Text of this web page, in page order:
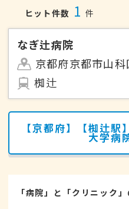
ヒット件数 1 件
なぎ辻病院
京都府京都市山
椥辻
【京都府】【椥辻駅
大学病
「病院」と「クリニック